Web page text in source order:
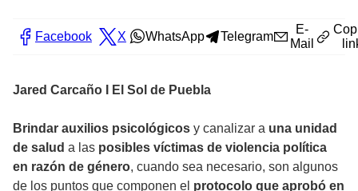
Facebook X WhatsApp Telegram
E-
Mail
Jared Carcaño I El Sol de Puebla
Brindar auxilios psicológicos y canalizar a una unidad
de salud a las posibles víctimas de violencia política
en razón de género, cuando sea necesario, son algunos
de los puntos que componen el protocolo que aprobó en